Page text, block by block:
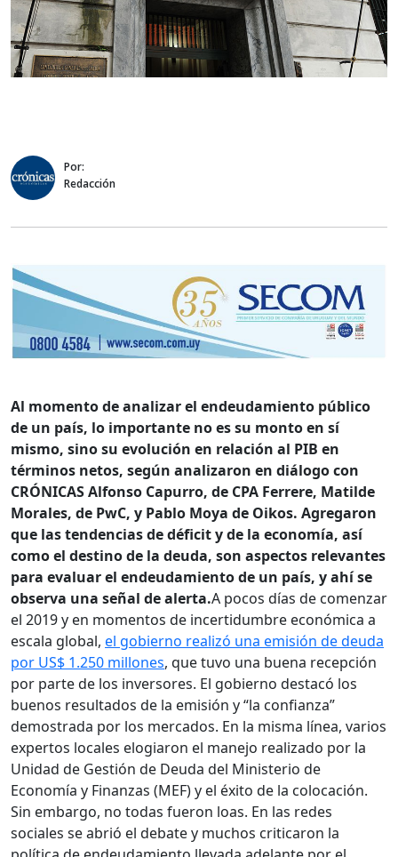
Por:
Redacción
Al momento de analizar el endeudamiento público
de un país, lo importante no es su monto en sí
mismo, sino su evolución en relación al PIB en
términos netos, según analizaron en diálogo con
CRÓNICAS Alfonso Capurro, de CPA Ferrere, Matilde
Morales, de PwC, y Pablo Moya de Oikos. Agregaron
que las tendencias de déficit y de la economía, así
como el destino de la deuda, son aspectos relevantes
para evaluar el endeudamiento de un país, y ahí se
observa una señal de alerta.A pocos días de comenzar
el 2019 y en momentos de incertidumbre económica a
escala global, el gobierno realizó una emisión de deuda
por US$ 1.250 millones, que tuvo una buena recepción
por parte de los inversores. El gobierno destacó los
buenos resultados de la emisión y “la confianza”
demostrada por los mercados. En la misma línea, varios
expertos locales elogiaron el manejo realizado por la
Unidad de Gestión de Deuda del Ministerio de
Economía y Finanzas (MEF) y el éxito de la colocación.
Sin embargo, no todas fueron loas. En las redes
sociales se abrió el debate y muchos criticaron la